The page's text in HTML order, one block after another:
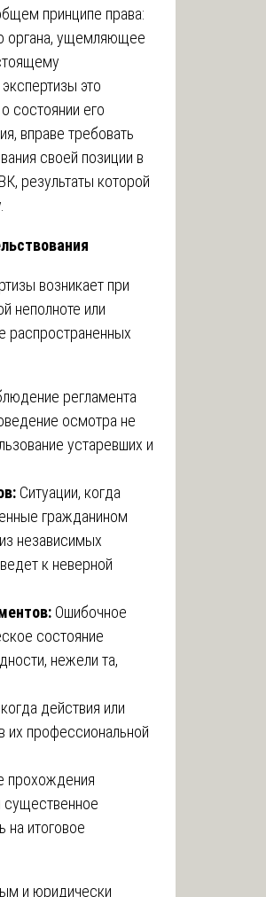
принципе права:
органа, ущемляющее
это
состоянии его
вправе требовать
своей позиции в
результаты которой
возникает при
неполноте или
распространенных
регламента
осмотра не
устаревших и
Ситуации, когда
гражданином
независимых
к неверной
Ошибочное
состояние
нежели та,
действия или
их профессиональной
прохождения
существенное
на итоговое
и юридически